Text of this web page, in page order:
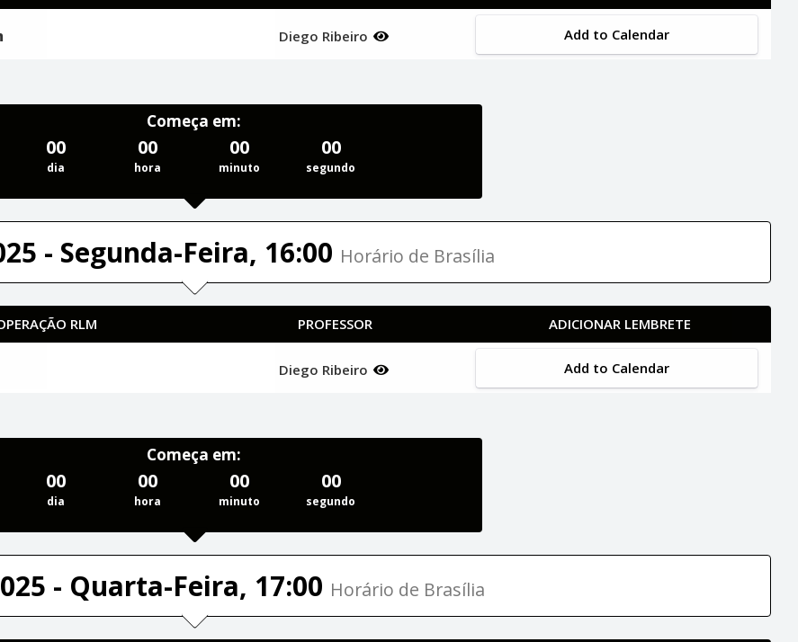
Diego Ribeiro Add to Calendar
Começa em:
00
dia
00
hora
00
minuto
00
segundo
- Segunda-Feira, 16:00 Horário de Brasília
RLM PROFESSOR ADICIONAR LEMBRETE
Diego Ribeiro Add to Calendar
Começa em:
00
dia
00
hora
00
minuto
00
segundo
- Quarta-Feira, 17:00 Horário de Brasília